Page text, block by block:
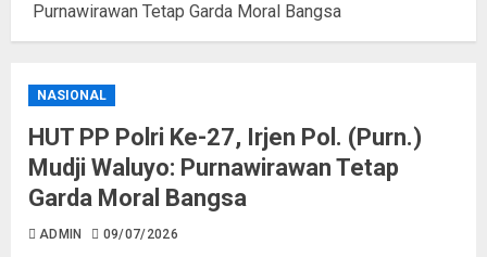
Purnawirawan Tetap Garda Moral Bangsa
NASIONAL
HUT PP Polri Ke-27, Irjen Pol. (Purn.)
Mudji Waluyo: Purnawirawan Tetap
Garda Moral Bangsa
ADMIN 09/07/2026